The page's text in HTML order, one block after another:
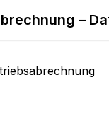
–